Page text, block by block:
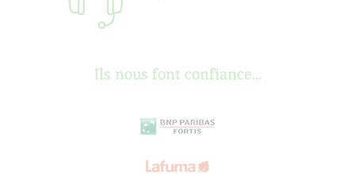
Ils nous font confiance...